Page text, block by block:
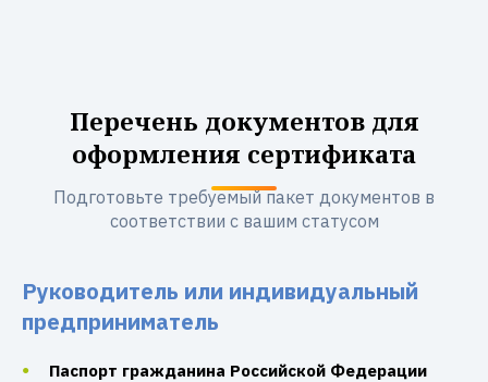
Перечень документов для
оформления сертификата
Подготовьте требуемый пакет документов в
соответствии с вашим статусом
Руководитель или индивидуальный
предприниматель
Паспорт гражданина Российской Федерации